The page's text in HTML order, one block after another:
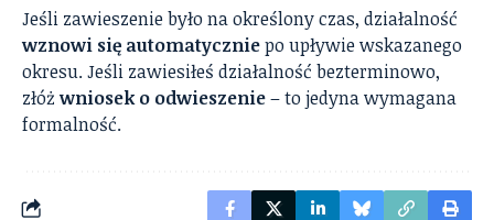
Jeśli zawieszenie było na określony czas, działalność
wznowi się automatyczniepo upływie wskazanego
okresu. Jeśli zawiesiłeś działalność bezterminowo,
złóżwniosek o odwieszenie– to jedyna wymagana
formalność.